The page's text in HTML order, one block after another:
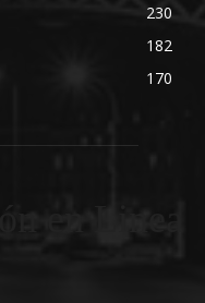
230
182
170